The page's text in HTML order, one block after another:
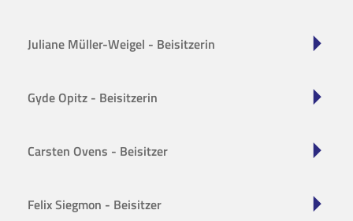
Juliane Müller-Weigel - Beisitzerin
Gyde Opitz - Beisitzerin
Carsten Ovens - Beisitzer
Felix Siegmon - Beisitzer